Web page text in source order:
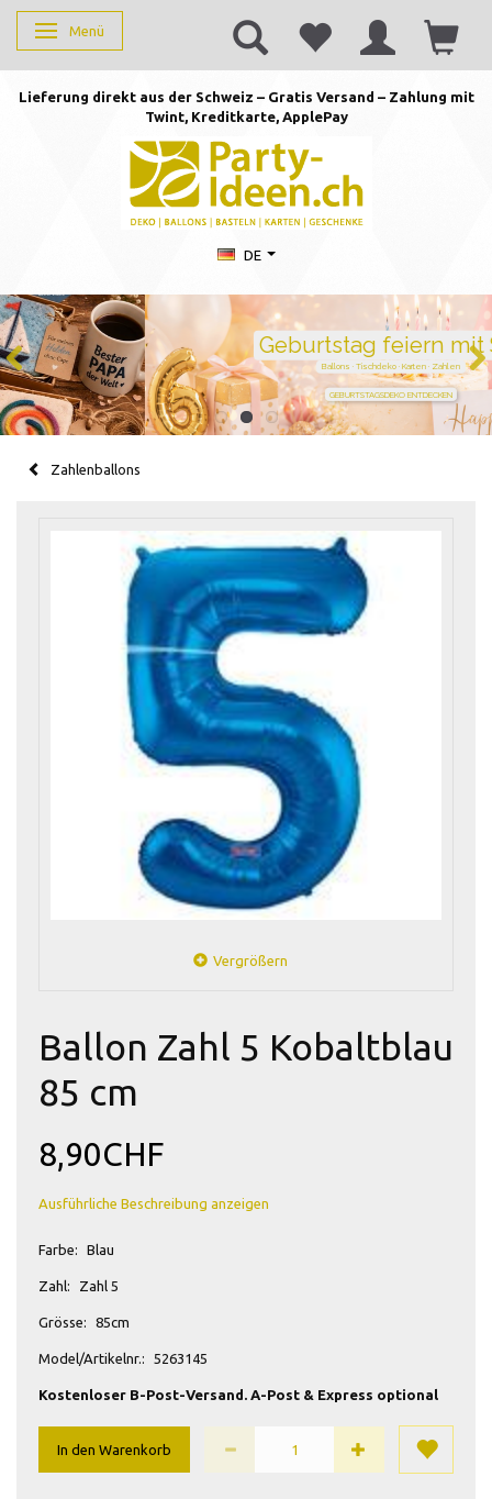
Anzeige ändern
Menü
Lieferung direkt aus der Schweiz – Gratis Versand – Zahlung mit
Twint, Kreditkarte, ApplePay
DE
Geburtstag feiern mit Stil
Ballons · Tischdeko · Karten · Zahlen
GEBURTSTAGSDEKO ENTDECKEN
Zahlenballons
Vergrößern
Ballon Zahl 5 Kobaltblau
85 cm
8,90CHF
Ausführliche Beschreibung anzeigen
Farbe: Blau
Zahl: Zahl 5
Grösse: 85cm
Model/Artikelnr.: 5263145
Kostenloser B-Post-Versand. A-Post & Express optional
In den Warenkorb